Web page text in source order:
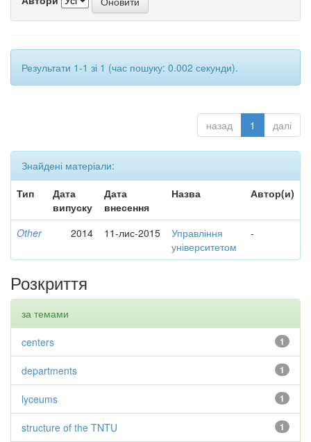
Результати 1-1 зі 1 (час пошуку: 0.002 секунди).
назад 1 далі
Знайдені матеріали:
Тип
Дата
випуску
Дата
внесення
Назва Автор(и)
Other 2014 11-лис-2015
Управління
університетом
-
Розкриття
за темами
1
centers
1
departments
1
lyceums
1
structure of the TNTU